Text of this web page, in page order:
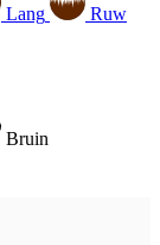
Lang Ruw
Bruin